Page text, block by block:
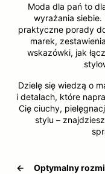
Moda dla pań to
wyrażania
praktyczne porady
marek,
wskazówki, jak
Dzielę się wiedzą o
i detalach, które
Cię ciuchy,
stylu –
←
Optymalny